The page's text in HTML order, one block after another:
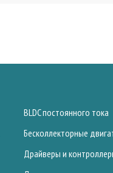
BLDC постоянного тока
Бесколлекторные
Драйверы и